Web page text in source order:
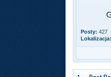
Posty: 427
Lokalizacja:
Odpowiedz